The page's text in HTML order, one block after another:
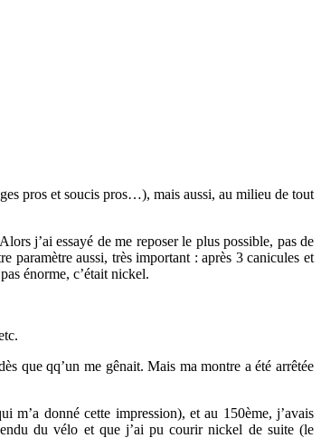
pros et soucis pros…), mais aussi, au milieu de tout
j’ai essayé de me reposer le plus possible, pas de
paramètre aussi, très important : après 3 canicules et
énorme, c’était nickel.
que qq’un me gênait. Mais ma montre a été arrêtée
m’a donné cette impression), et au 150ème, j’avais
du vélo et que j’ai pu courir nickel de suite (le